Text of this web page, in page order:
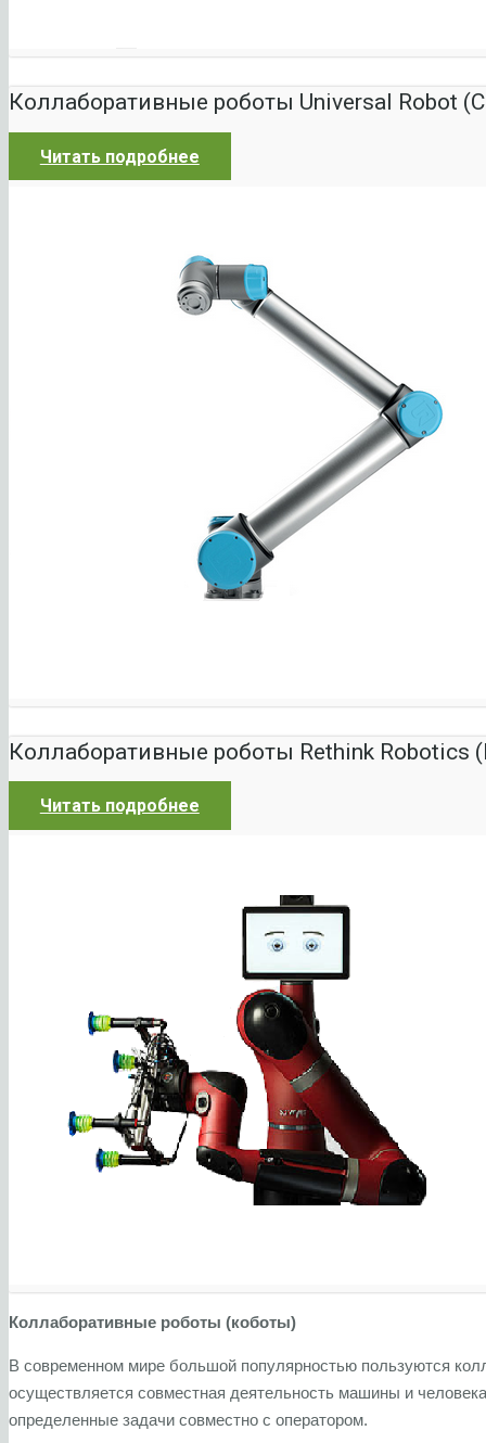
Коллаборативные роботы Universal Robot
Читать подробнее
Коллаборативные роботы Rethink Robotics
Читать подробнее
Коллаборативные роботы (коботы)
В современном мире большой популярностью пользуются
осуществляется совместная деятельность машины и
определенные задачи совместно с оператором.